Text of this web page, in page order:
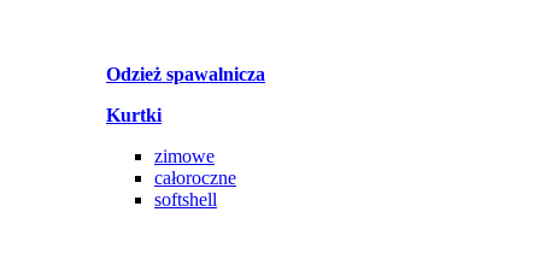
Odzież spawalnicza
Kurtki
zimowe
całoroczne
softshell